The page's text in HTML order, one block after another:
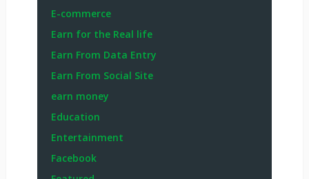
E-commerce
Earn for the Real life
Earn From Data Entry
Earn From Social Site
earn money
Education
Entertainment
Facebook